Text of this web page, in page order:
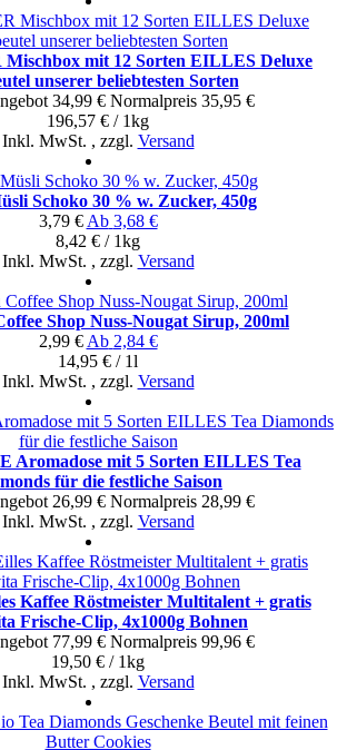
mit 12 Sorten EILLES Deluxe
unserer beliebtesten Sorten
34,99 € Normal­preis 35,95 €
196,57 € / 1kg
Inkl. MwSt. , zzgl. Versand
Schoko 30 % w. Zucker, 450g
3,79 € Ab 3,68 €
8,42 € / 1kg
Inkl. MwSt. , zzgl. Versand
Shop Nuss-Nougat Sirup, 200ml
2,99 € Ab 2,84 €
14,95 € / 1l
Inkl. MwSt. , zzgl. Versand
Aromadose mit 5 Sorten EILLES Tea
für die festliche Saison
26,99 € Normal­preis 28,99 €
Inkl. MwSt. , zzgl. Versand
Kaffee Röstmeister Multitalent + gratis
Frische-Clip, 4x1000g Bohnen
77,99 € Normal­preis 99,96 €
19,50 € / 1kg
Inkl. MwSt. , zzgl. Versand